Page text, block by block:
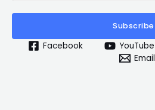
i
Subscribe
Facebook YouTube
Email